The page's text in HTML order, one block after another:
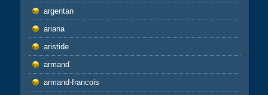
argentan
ariana
aristide
armand
armand-francois